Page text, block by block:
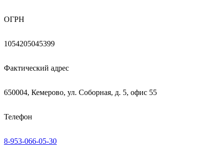
ОГРН
1054205045399
Фактический адрес
650004, Кемерово, ул. Соборная, д. 5, офис 55
Телефон
8-953-066-05-30